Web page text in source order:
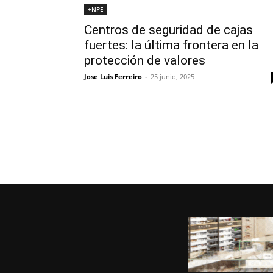
+NPE
Centros de seguridad de cajas
fuertes: la última frontera en la
protección de valores
Jose Luis Ferreiro - 25 junio, 2025